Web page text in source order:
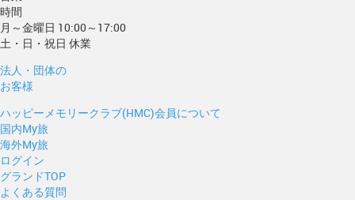
時間
月～金曜日 10:00～17:00
土・日・祝日 休業
法人・団体の
お客様
ハッピーメモリークラブ(HMC)会員について
国内My旅
海外My旅
ログイン
グランドTOP
よくある質問